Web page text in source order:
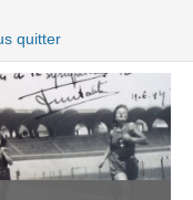
quitter